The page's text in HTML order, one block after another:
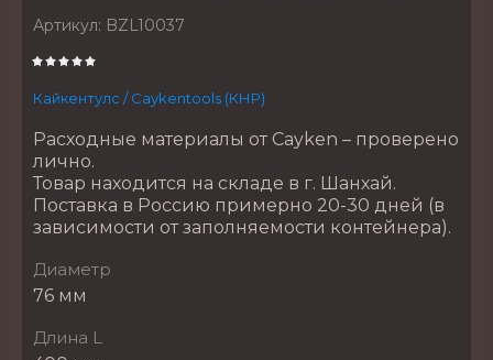
Артикул: BZL10037
Кайкентулс / Caykentools (КНР)
Расходные материалы от Cayken – проверено
лично.
Товар находится на складе в г. Шанхай.
Поставка в Россию примерно 20-30 дней (в
зависимости от заполняемости контейнера).
Диаметр
76 мм
Длина L